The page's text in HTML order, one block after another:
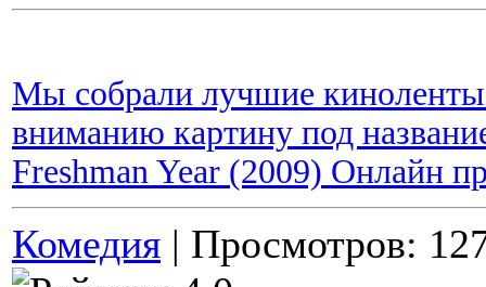
Мы собрали лучшие киноленты
вниманию картину под
Freshman Year (2009) Онлайн
Комедия | Просмотров: